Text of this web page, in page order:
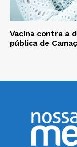
Vacina contra a
pública de